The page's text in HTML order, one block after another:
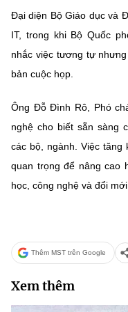
Đại diện Bộ Giáo dục và
IT, trong khi Bộ Quốc
nhắc việc tương tự
bản cuộc họp.
Ông Đỗ Đình Rô, Phó
nghệ cho biết sẵn sàng
các bộ, ngành. Việc
quan trọng để nâng cao
học, công nghệ và đổi
Thêm MST trên Google
Xem thêm